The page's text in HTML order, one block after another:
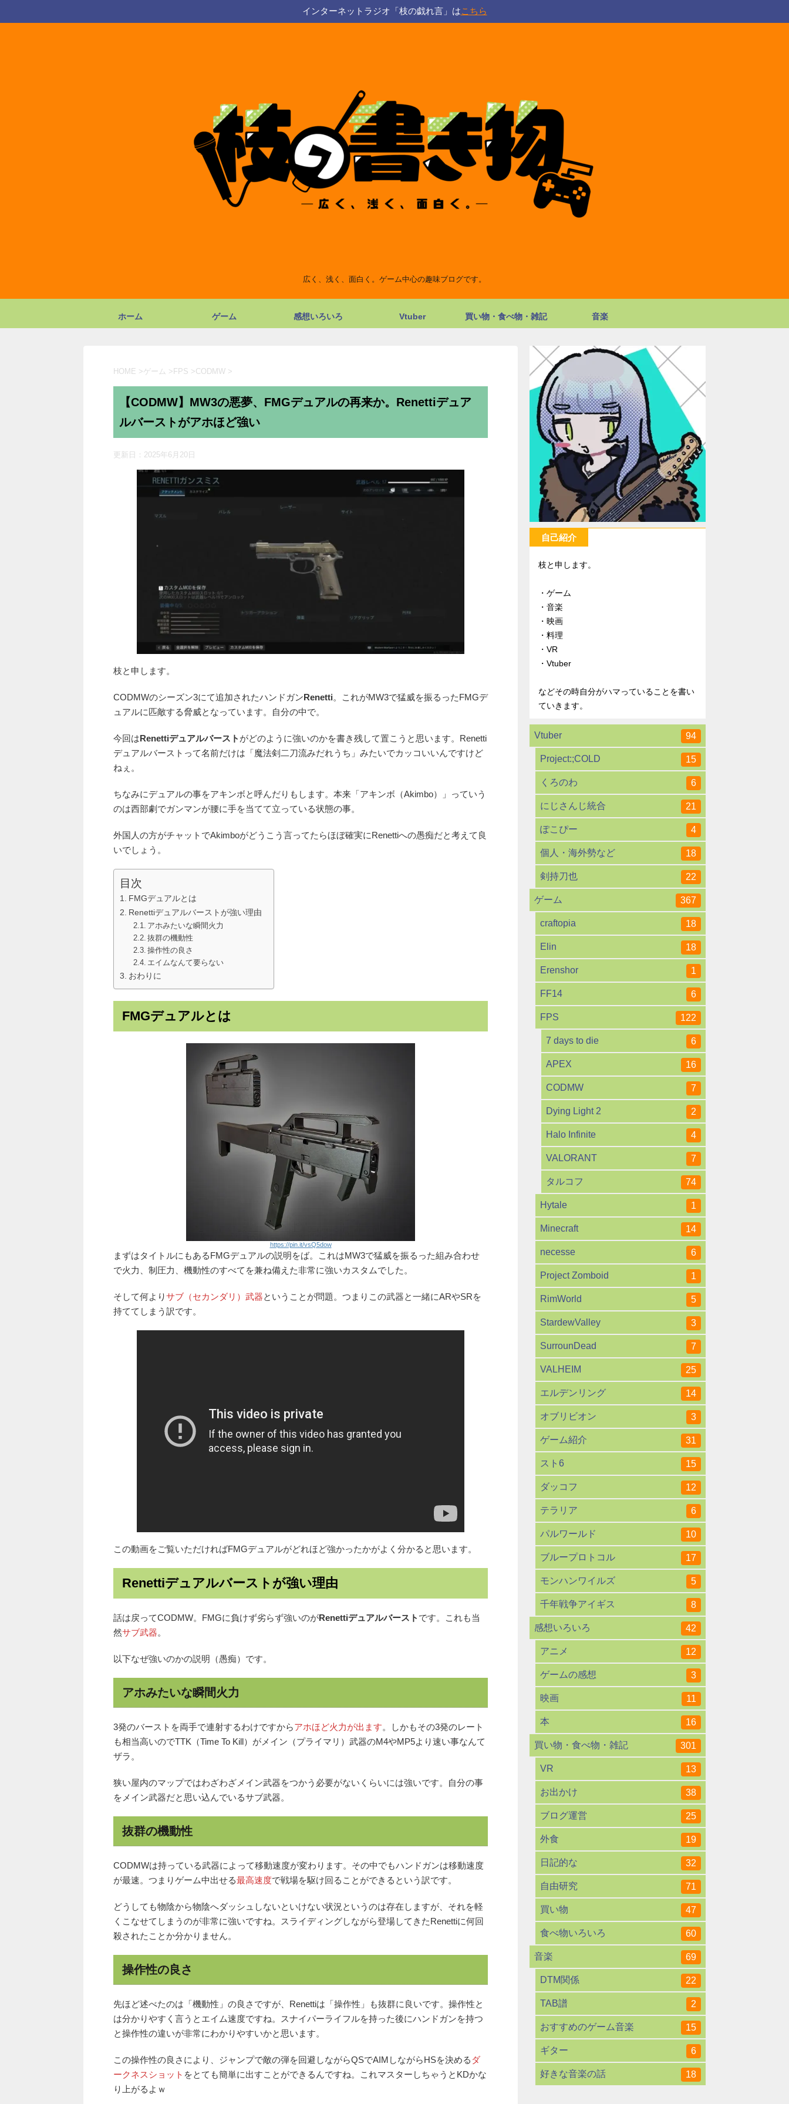
インターネットラジオ「枝の戯れ言」はこちら
広く、浅く、面白く。ゲーム中心の趣味ブログです。
ホーム ゲーム 感想いろいろ Vtuber 買い物・食べ物・雑記 音楽
HOME >ゲーム > FPS >CODMW >
【CODMW】MW3の悪夢、FMGデュアルの再来か。Renettiデュア
ルバーストがアホほど強い
更新日： 2025年6月20日
枝と申します。
CODMWのシーズン3にて追加されたハンドガンRenetti。これがMW3で猛威を振るったFMGデ
ュアルに匹敵する脅威となっています。自分の中で。
今回はRenettiデュアルバースト がどのように強いのかを書き残して置こうと思います。Renetti
デュアルバーストって名前だけは「魔法剣二刀流みだれうち」みたいでカッコいいんですけど
ねぇ。
ちなみにデュアルの事をアキンボと呼んだりもします。本来「アキンボ（Akimbo）」っていう
のは西部劇でガンマンが腰に手を当てて立っている状態の事。
外国人の方がチャットでAkimboがどうこう言ってたらほぼ確実にRenettiへの愚痴だと考えて良
いでしょう。
目次
FMGデュアルとは
Renettiデュアルバーストが強い理由
アホみたいな瞬間火力
抜群の機動性
操作性の良さ
エイムなんて要らない
おわりに
FMGデュアルとは
https://pin.it/vsQ5dow
まずはタイトルにもあるFMGデュアルの説明をば。これはMW3で猛威を振るった組み合わせ
で火力、制圧力、機動性のすべてを兼ね備えた非常に強いカスタムでした。
そして何よりサブ（セカンダリ）武器ということが問題。つまりこの武器と一緒にARやSRを
持ててしまう訳です。
この動画をご覧いただければFMGデュアルがどれほど強かったかがよく分かると思います。
Renettiデュアルバーストが強い理由
話は戻ってCODMW。FMGに負けず劣らず強いのがRenettiデュアルバースト です。これも当
然サブ武器。
以下なぜ強いのかの説明（愚痴）です。
アホみたいな瞬間火力
3発のバーストを両手で連射するわけですからアホほど火力が出ます。しかもその3発のレート
も相当高いのでTTK（Time To Kill）がメイン（プライマリ）武器のM4やMP5より速い事なんて
ザラ。
狭い屋内のマップではわざわざメイン武器をつかう必要がないくらいには強いです。自分の事
をメイン武器だと思い込んでいるサブ武器。
抜群の機動性
CODMWは持っている武器によって移動速度が変わります。その中でもハンドガンは移動速度
が最速。つまりゲーム中出せる最高速度で戦場を駆け回ることができるという訳です。
どうしても物陰から物陰へダッシュしないといけない状況というのは存在しますが、それを軽
くこなせてしまうのが非常に強いですね。スライディングしながら登場してきたRenettiに何回
殺されたことか分かりません。
操作性の良さ
先ほど述べたのは「機動性」の良さですが、Renettiは「操作性」も抜群に良いです。操作性と
は分かりやすく言うとエイム速度ですね。スナイパーライフルを持った後にハンドガンを持つ
と操作性の違いが非常にわかりやすいかと思います。
この操作性の良さにより、ジャンプで敵の弾を回避しながらQSでAIMしながらHSを決める ダ
ークネスショット をとても簡単に出すことができるんですね。これマスターしちゃうとKDかな
り上がるよｗ
自己紹介
枝と申します。
・ゲーム
・音楽
・映画
・料理
・VR
・Vtuber
などその時自分がハマっていることを書い
ていきます。
Vtuber 94
Project:;COLD 15
くろのわ 6
にじさんじ統合 21
ぽこぴー 4
個人・海外勢など 18
剣持刀也 22
ゲーム 367
craftopia 18
Elin 18
Erenshor 1
FF14 6
FPS 122
7 days to die 6
APEX 16
CODMW 7
Dying Light 2 2
Halo Infinite 4
VALORANT 7
タルコフ 74
Hytale 1
Minecraft 14
necesse 6
Project Zomboid 1
RimWorld 5
StardewValley 3
SurrounDead 7
VALHEIM 25
エルデンリング 14
オブリビオン 3
ゲーム紹介 31
スト6 15
ダッコフ 12
テラリア 6
パルワールド 10
ブループロトコル 17
モンハンワイルズ 5
千年戦争アイギス 8
感想いろいろ 42
アニメ 12
ゲームの感想 3
映画 11
本 16
買い物・食べ物・雑記 301
VR 13
お出かけ 38
ブログ運営 25
外食 19
日記的な 32
自由研究 71
買い物 47
食べ物いろいろ 60
音楽 69
DTM関係 22
TAB譜 2
おすすめのゲーム音楽 15
ギター 6
好きな音楽の話 18